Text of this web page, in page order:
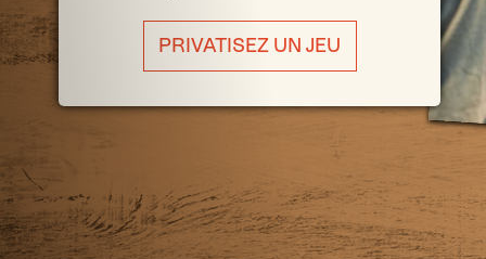
PRIVATISEZ UN JEU